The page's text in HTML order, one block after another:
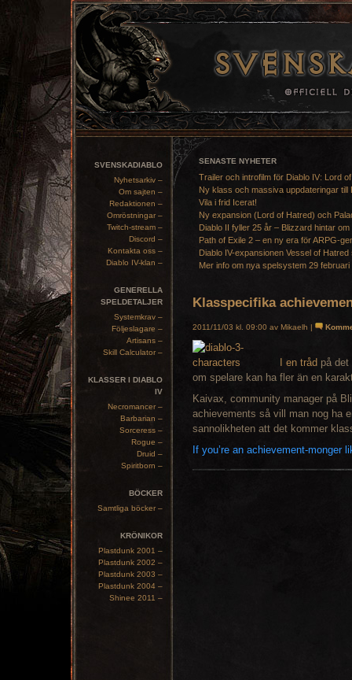
SVENSKADIABLO
Nyhetsarkiv –
Om sajten –
Redaktionen –
Omröstningar –
Twitch-stream –
Discord –
Kontakta oss –
Diablo IV-klan –
GENERELLA
SPELDETALJER
Systemkrav –
Följeslagare –
Artisans –
Skill Calculator –
KLASSER I DIABLO
IV
Necromancer –
Barbarian –
Sorceress –
Rogue –
Druid –
Spiritborn –
BÖCKER
Samtliga böcker –
KRÖNIKOR
Plastdunk 2001 –
Plastdunk 2002 –
Plastdunk 2003 –
Plastdunk 2004 –
Shinee 2011 –
SENASTE NYHETER
Trailer och introfilm för Diablo IV: Lord
Ny klass och massiva uppdateringar till
Vila i frid Icerat!
Ny expansion (Lord of Hatred) och
Diablo II fyller 25 år – Blizzard hintar om
Path of Exile 2 – en ny era för ARPG-
Diablo IV-expansionen Vessel of
Mer info om nya spelsystem 29 februari
Klasspecifika
2011/11/03 kl. 09:00 av Mikaelh |
I en tråd på det
om spelare kan ha fler än en
Kaivax, community manager på
achievements så vill man nog ha
sannolikheten att det kommer
If you’re an achievement-monger